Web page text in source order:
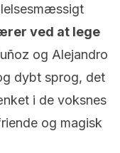
ved at lege
og Alejandro
dybt sprog, det
i de voksnes
og magisk